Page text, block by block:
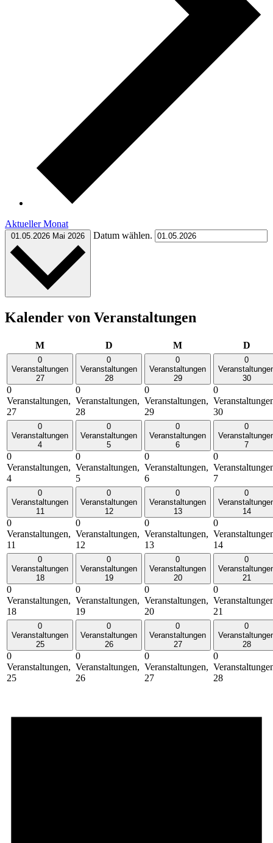
Aktueller Monat
01.05.2026 Mai 2026 Datum wählen.
Kalender von Veranstaltungen
MMontag DDienstag MMittwoch D
0
Veranstaltungen
27
0
Veranstaltungen,
27
0
Veranstaltungen
28
0
Veranstaltungen,
28
0
Veranstaltungen
29
0
Veranstaltungen,
29
0
30
0
30
0
Veranstaltungen
4
0
Veranstaltungen,
4
0
Veranstaltungen
5
0
Veranstaltungen,
5
0
Veranstaltungen
6
0
Veranstaltungen,
6
0
7
0
7
0
Veranstaltungen
11
0
Veranstaltungen,
11
0
Veranstaltungen
12
0
Veranstaltungen,
12
0
Veranstaltungen
13
0
Veranstaltungen,
13
0
14
0
14
0
Veranstaltungen
18
0
Veranstaltungen,
18
0
Veranstaltungen
19
0
Veranstaltungen,
19
0
Veranstaltungen
20
0
Veranstaltungen,
20
0
21
0
21
0
Veranstaltungen
25
0
Veranstaltungen,
25
0
Veranstaltungen
26
0
Veranstaltungen,
26
0
Veranstaltungen
27
0
Veranstaltungen,
27
0
28
0
28